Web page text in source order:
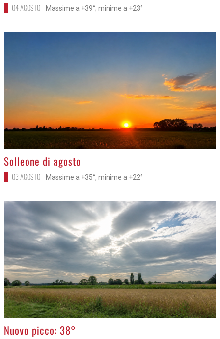
04 AGOSTO Massime a +39°; minime a +23°
>
Solleone di agosto
03 AGOSTO Massime a +35°, minime a +22°
>
Nuovo picco: 38°